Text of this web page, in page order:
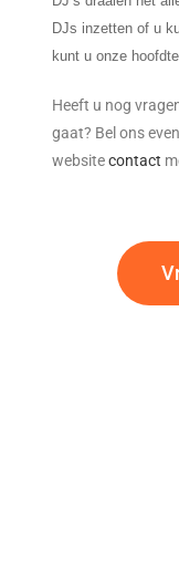
DJs inzetten of u
kunt u onze
Heeft u nog
gaat? Bel ons
websitecontact